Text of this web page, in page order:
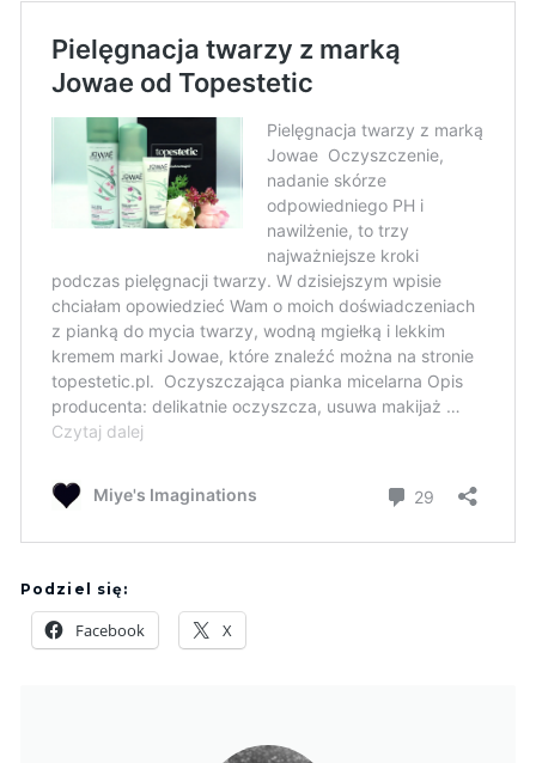
Podziel się:
Facebook X